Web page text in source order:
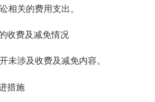
相关的费用支出。
收费及减免情况
未涉及收费及减免内容。
措施